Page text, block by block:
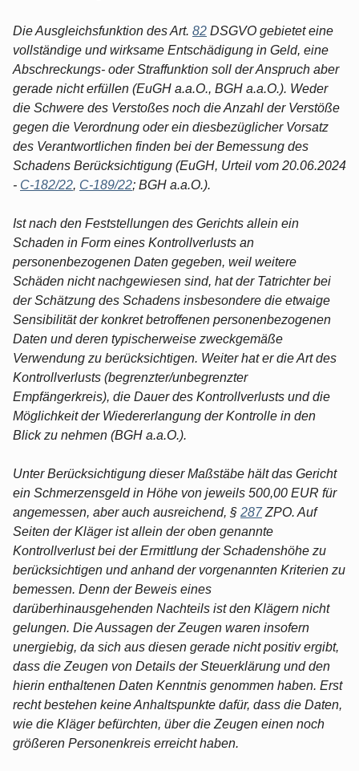
Die Ausgleichsfunktion des Art. 82 DSGVO gebietet eine
vollständige und wirksame Entschädigung in Geld, eine
Abschreckungs- oder Straffunktion soll der Anspruch aber
gerade nicht erfüllen (EuGH a.a.O., BGH a.a.O.). Weder
die Schwere des Verstoßes noch die Anzahl der Verstöße
gegen die Verordnung oder ein diesbezüglicher Vorsatz
des Verantwortlichen finden bei der Bemessung des
Schadens Berücksichtigung (EuGH, Urteil vom 20.06.2024
- C-182/22, C-189/22; BGH a.a.O.).
Ist nach den Feststellungen des Gerichts allein ein
Schaden in Form eines Kontrollverlusts an
personenbezogenen Daten gegeben, weil weitere
Schäden nicht nachgewiesen sind, hat der Tatrichter bei
der Schätzung des Schadens insbesondere die etwaige
Sensibilität der konkret betroffenen personenbezogenen
Daten und deren typischerweise zweckgemäße
Verwendung zu berücksichtigen. Weiter hat er die Art des
Kontrollverlusts (begrenzter/unbegrenzter
Empfängerkreis), die Dauer des Kontrollverlusts und die
Möglichkeit der Wiedererlangung der Kontrolle in den
Blick zu nehmen (BGH a.a.O.).
Unter Berücksichtigung dieser Maßstäbe hält das Gericht
ein Schmerzensgeld in Höhe von jeweils 500,00 EUR für
angemessen, aber auch ausreichend, § 287ZPO. Auf
Seiten der Kläger ist allein der oben genannte
Kontrollverlust bei der Ermittlung der Schadenshöhe zu
berücksichtigen und anhand der vorgenannten Kriterien zu
bemessen. Denn der Beweis eines
darüberhinausgehenden Nachteils ist den Klägern nicht
gelungen. Die Aussagen der Zeugen waren insofern
unergiebig, da sich aus diesen gerade nicht positiv ergibt,
dass die Zeugen von Details der Steuerklärung und den
hierin enthaltenen Daten Kenntnis genommen haben. Erst
recht bestehen keine Anhaltspunkte dafür, dass die Daten,
wie die Kläger befürchten, über die Zeugen einen noch
größeren Personenkreis erreicht haben.